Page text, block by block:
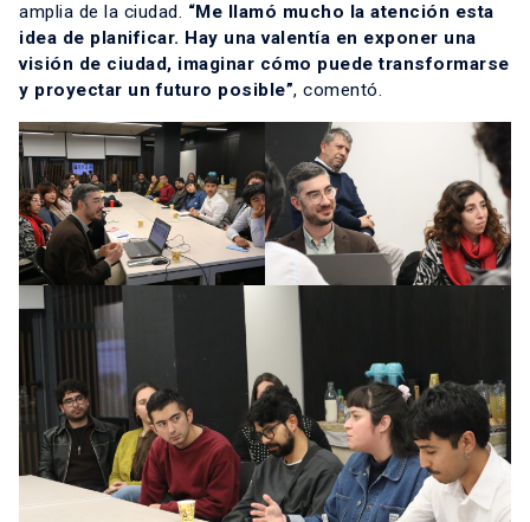
amplia de la ciudad. “Me llamó mucho la atención esta
idea de planificar. Hay una valentía en exponer una
visión de ciudad, imaginar cómo puede transformarse
y proyectar un futuro posible”, comentó.